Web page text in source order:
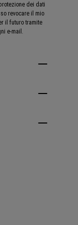
dei dati
revocare il mio
il futuro tramite
e-mail.